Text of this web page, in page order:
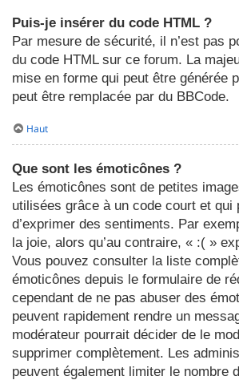
Puis-je insérer du code HTML ?
Par mesure de sécurité, il n’est pas
du code HTML sur ce forum. La
mise en forme qui peut être générée
peut être remplacée par du BBCode.
Haut
Que sont les émoticônes ?
Les émoticônes sont de petites
utilisées grâce à un code court et qui
d’exprimer des sentiments. Par
la joie, alors qu’au contraire, « :( »
Vous pouvez consulter la liste
émoticônes depuis le formulaire de
cependant de ne pas abuser des
peuvent rapidement rendre un
modérateur pourrait décider de le
supprimer complètement. Les
peuvent également limiter le nombre